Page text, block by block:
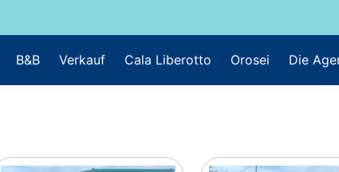
B&B Verkauf Cala Liberotto Orosei Die